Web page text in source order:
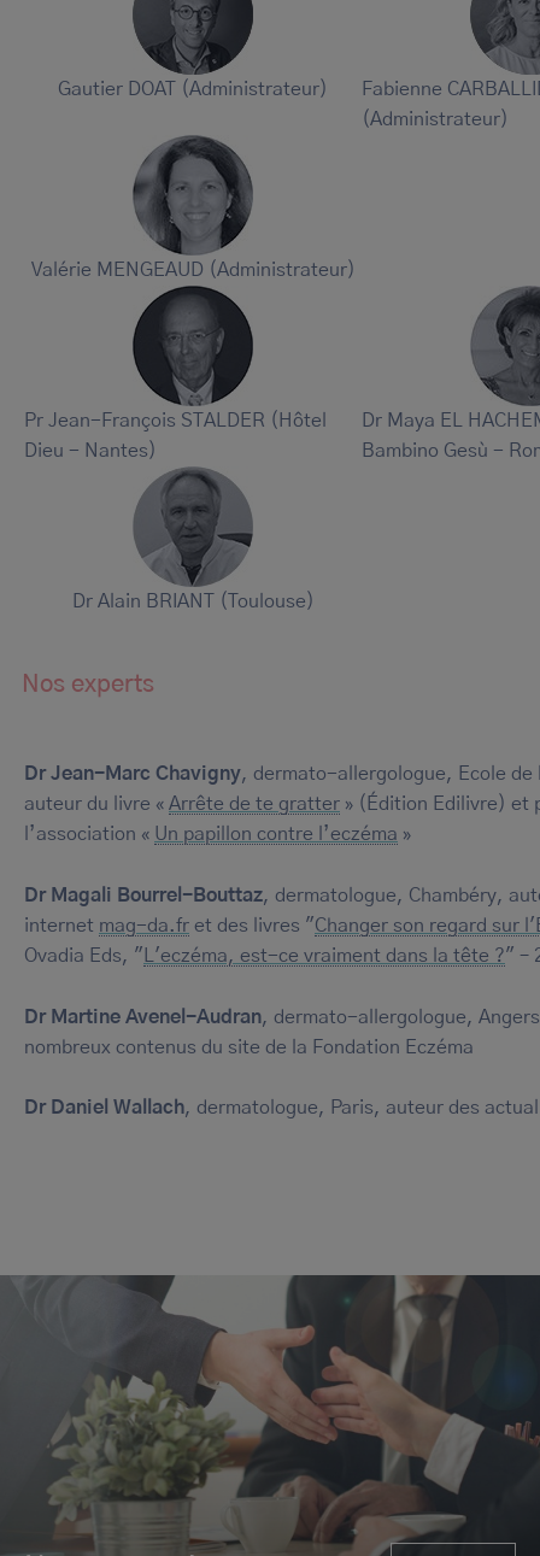
Gautier DOAT (Administrateur)
Fabienne
(Administrateur)
Valérie MENGEAUD (Administrateur)
Pr Jean-François STALDER (Hôtel
Dieu - Nantes)
Dr Maya EL
Bambino Gesù -
Dr Alain BRIANT (Toulouse)
Nos experts
Dr Jean-Marc Chavigny, dermato-allergologue, Ecole de
auteur du livre « Arrête de te gratter » (Édition Edilivre) et
l’association « Un papillon contre l’eczéma »
Dr Magali Bourrel-Bouttaz, dermatologue, Chambéry,
internet mag-da.fr et des livres "Changer son regard sur
Ovadia Eds, "
L'eczéma, est-ce vraiment dans la tête ?" –
Dr Martine Avenel-Audran, dermato-allergologue,
nombreux contenus du site de la Fondation Eczéma
Dr Daniel Wallach, dermatologue, Paris, auteur des